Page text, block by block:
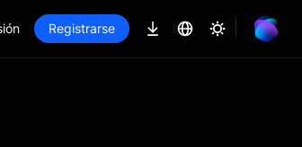
Registrarse